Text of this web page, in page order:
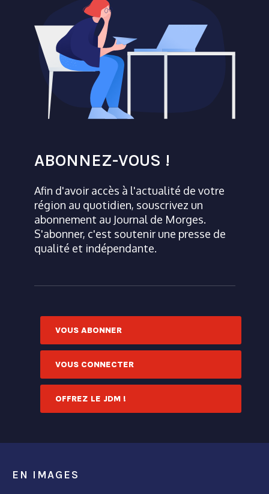
ABONNEZ-VOUS !
Afin d'avoir accès à l'actualité de votre
région au quotidien, souscrivez un
abonnement au Journal de Morges.
S'abonner, c'est soutenir une presse de
qualité et indépendante.
VOUS ABONNER
VOUS CONNECTER
OFFREZ LE JDM !
EN IMAGES